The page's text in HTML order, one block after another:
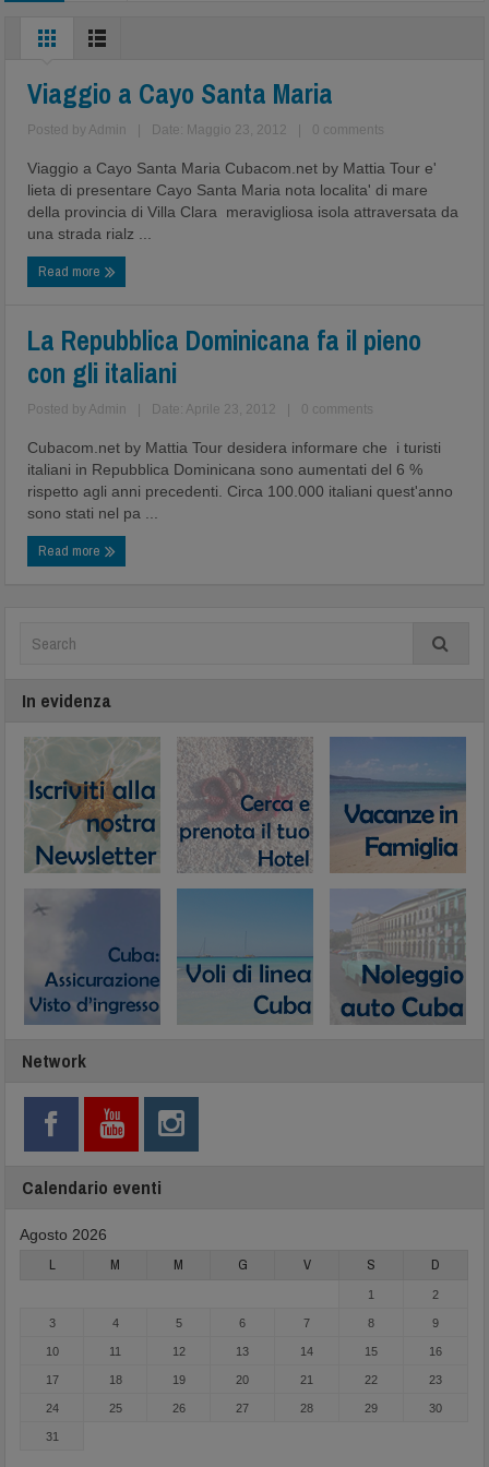
Viaggio a Cayo Santa Maria
Posted by Admin Date: Maggio 23, 2012 0 comments
Viaggio a Cayo Santa Maria Cubacom.net by Mattia Tour e'
lieta di presentare Cayo Santa Maria nota localita' di mare
della provincia di Villa Clara meravigliosa isola attraversata da
una strada rialz ...
Read more
La Repubblica Dominicana fa il pieno
con gli italiani
Posted by Admin Date: Aprile 23, 2012 0 comments
Cubacom.net by Mattia Tour desidera informare che i turisti
italiani in Repubblica Dominicana sono aumentati del 6 %
rispetto agli anni precedenti. Circa 100.000 italiani quest'anno
sono stati nel pa ...
Read more
In evidenza
Network
Calendario eventi
Agosto 2026
L M M G V S D
1 2
3 4 5 6 7 8 9
10 11 12 13 14 15 16
17 18 19 20 21 22 23
24 25 26 27 28 29 30
31